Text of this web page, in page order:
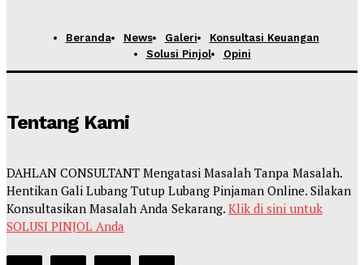
Beranda News Galeri
Konsultasi Keuangan
Solusi Pinjol
Opini
Tentang Kami
DAHLAN CONSULTANT Mengatasi Masalah Tanpa Masalah.
Hentikan Gali Lubang Tutup Lubang Pinjaman Online. Silakan
Konsultasikan Masalah Anda Sekarang. Klik di sini untuk
SOLUSI PINJOL Anda